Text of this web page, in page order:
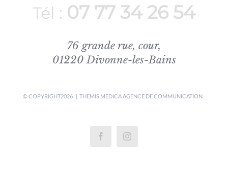
Tél : 07 77 34 26 54
76 grande rue, cour,
01220 Divonne-les-Bains
© COPYRIGHT2026 | THEMIS MEDICAAGENCE DE COMMUNICATION